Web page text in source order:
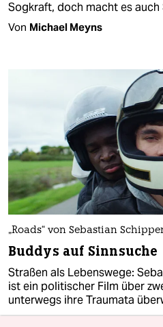
Sogkraft, doch macht es auch
Von Michael Meyns
„Roads“ von Sebastian
Buddys auf Sinnsuche
Straßen als Lebenswege:
ist ein politischer Film über
unterwegs ihre Traumata
Von Jenni Zylka